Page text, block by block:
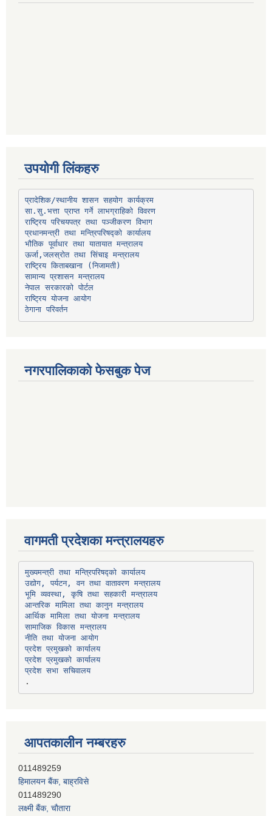
उपयोगी लिंकहरु
प्रादेशिक/स्थानीय शासन सहयोग कार्यक्रम
सा.सु.भत्ता प्राप्त गर्ने लाभग्राहिको विवरण
राष्ट्रिय परिचयपत्र तथा पञ्‍जीकरण विभाग
प्रधानमन्त्री तथा मन्त्रिपरिषद्को कार्यालय
भौतिक पूर्वाधार तथा यातायात मन्त्रालय
ऊर्जा,जलस्रोत तथा सिंचाइ मन्त्रालय
सामान्य प्रशासन मन्त्रालय
नेपाल सरकारको पोर्टल
राष्ट्रिय योजना आयोग
ठेगाना परिवर्तन
नगरपालिकाको फेसबुक पेज
वागमती प्रदेशका मन्त्रालयहरु
मुख्यमन्त्री तथा मन्त्रिपरिषद्को कार्यालय
उद्योग, पर्यटन, वन तथा वातावरण मन्त्रालय
भूमि व्यवस्था, कृषि तथा सहकारी मन्त्रालय
आन्तरिक मामिला तथा कानुन मन्त्रालय
आर्थिक मामिला तथा योजना मन्त्रालय
सामाजिक विकास मन्त्रालय
नीति तथा योजना आयोग
प्रदेश प्रमुखको कार्यालय
प्रदेश प्रमुखको कार्यालय
प्रदेश सभा सचिवालय
आपतकालीन नम्बरहरु
हिमालयन बैंक, बाह्रविसे
011489290
लक्ष्मी बैंक, चाैतारा
011620404